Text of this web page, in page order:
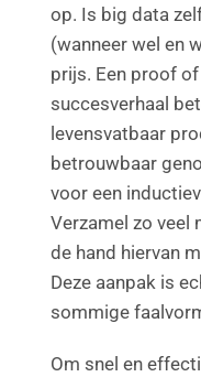
op. Is big data
(wanneer wel en
prijs. Een proof
succesverhaal
levensvatbaar
betrouwbaar
voor een
Verzamel zo veel
de hand hiervan
Deze aanpak is
sommige
Om snel en